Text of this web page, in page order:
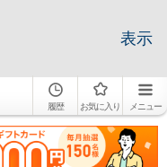
表示
履歴 お気に入り メニュー